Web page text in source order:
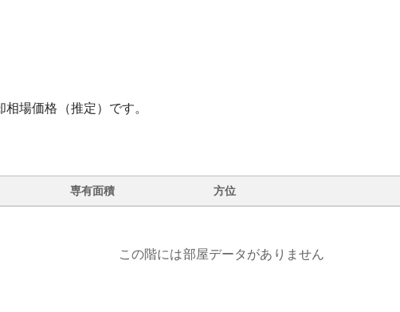
場価格（推定）です。
専有面積 方位
この階には部屋データがありません